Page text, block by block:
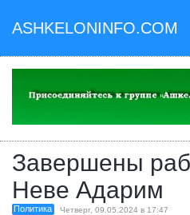
ASHKELONINFO.COM
Завершены
Неве Адарим
Политика Четверг, 09.05.2024 в 17:47